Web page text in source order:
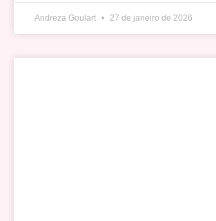
Andreza Goulart 27 de janeiro de 2026